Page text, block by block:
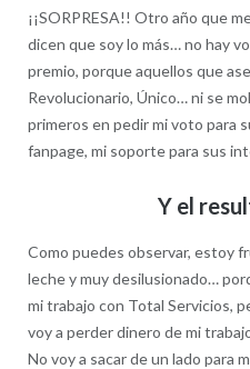
¡¡SORPRESA!! Otro año que
dicen que soy lo más… no hay
premio, porque aquellos que
Revolucionario, Único… ni se
primeros en pedir mi voto para
fanpage, mi soporte para sus
Y el
Como puedes observar, estoy
leche y muy desilusionado…
mi trabajo con Total Servicios,
voy a perder dinero de mi
No voy a sacar de un lado para